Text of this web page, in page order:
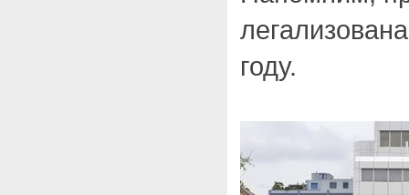
году.